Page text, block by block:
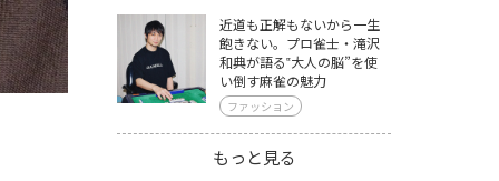
近道も正解もないから一生
飽きない。プロ雀士・滝沢
和典が語る‟大人の脳”を使
い倒す麻雀の魅力
ファッション
もっと見る